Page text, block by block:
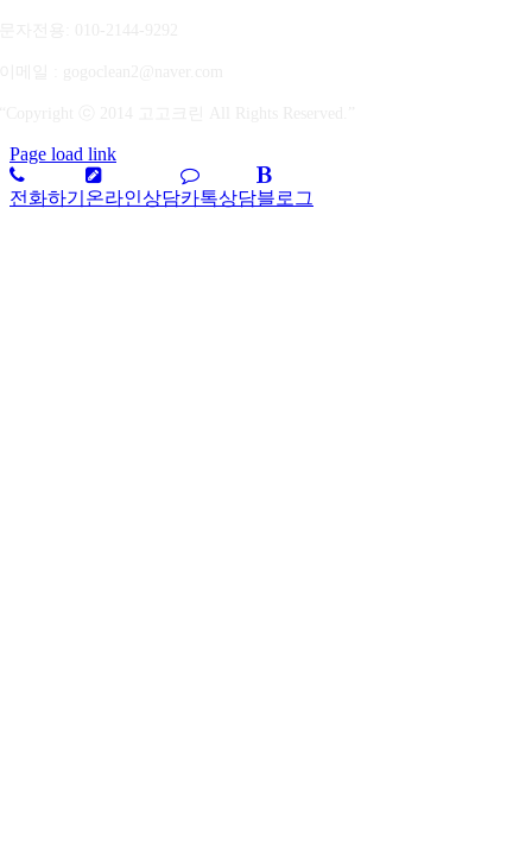
Page load link
전화하기 온라인상담카톡상담블로그